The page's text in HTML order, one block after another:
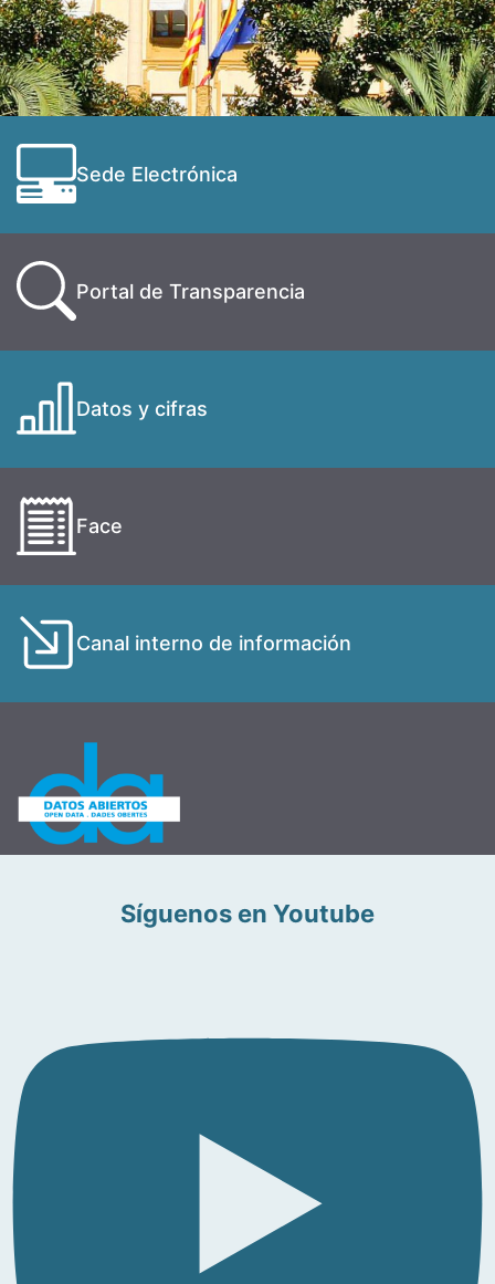
Sede Electrónica
Portal de Transparencia
Datos y cifras
Face
Canal interno de información
Síguenos en Youtube